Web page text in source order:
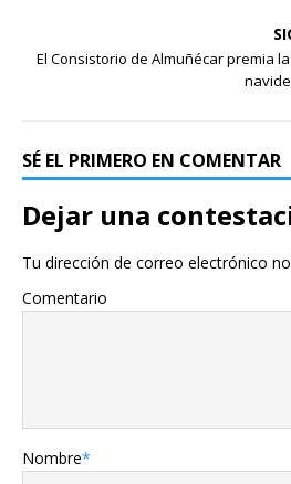
El Consistorio de Almuñécar premia
SÉ EL PRIMERO EN COMENTAR
Dejar una
Tu dirección de correo electrónico
Comentario
Nombre*